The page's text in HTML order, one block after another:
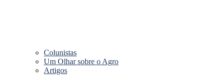
Colunistas
Um Olhar sobre o Agro
Artigos